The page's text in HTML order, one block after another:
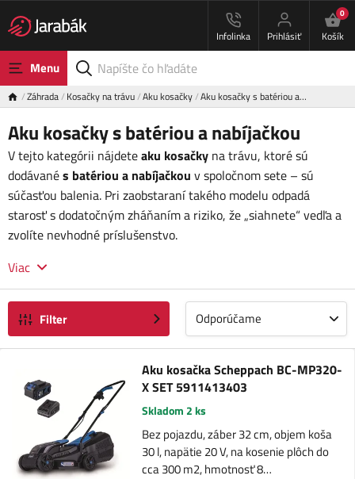
Infolinka Prihlásiť
0
Košík
Menu
Záhrada Kosačky na trávu Aku kosačky Aku kosačky s batériou a…
Aku kosačky s batériou a nabíjačkou
V tejto kategórii nájdeteaku kosačky na trávu, ktoré sú
dodávanés batériou a nabíjačkou v spoločnom sete – sú
súčasťou balenia. Pri zaobstaraní takého modelu odpadá
starosť s dodatočným zháňaním a riziko, že „siahnete“ vedľa a
zvolíte nevhodné príslušenstvo.
Viac
Filter Odporúčame
Aku kosačka Scheppach BC-MP320-
X SET 5911413403
Skladom 2 ks
Bez pojazdu, záber 32 cm, objem koša
30 l, napätie 20 V, na kosenie plôch do
cca 300 m2, hmotnosť 8…